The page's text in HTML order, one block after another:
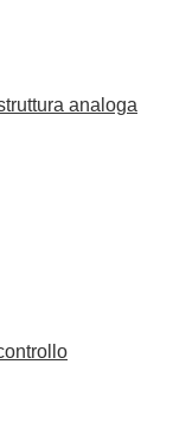
analoga